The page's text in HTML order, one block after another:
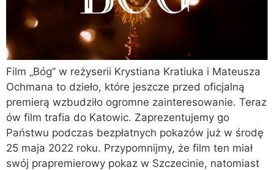
Film „Bóg” w reżyserii Krystiana Kratiuka i Mateusza
Ochmana to dzieło, które jeszcze przed oficjalną
premierą wzbudziło ogromne zainteresowanie. Teraz
ów film trafia do Katowic. Zaprezentujemy go
Państwu podczas bezpłatnych pokazów już w środę
25 maja 2022 roku. Przypomnijmy, że film ten miał
swój prapremierowy pokaz w Szczecinie, natomiast